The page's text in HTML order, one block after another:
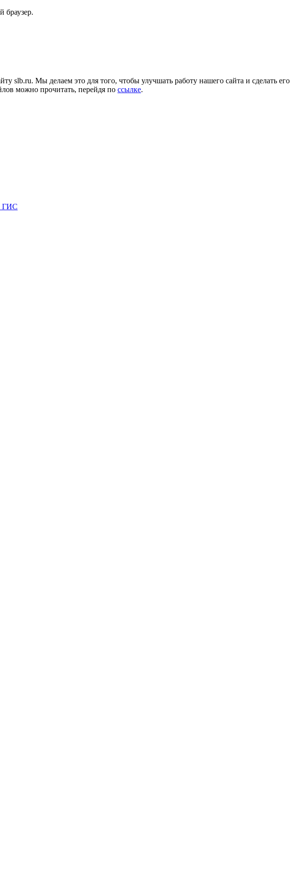
браузер.
slb.ru. Мы делаем это для того, чтобы улучшать работу нашего сайта и сделать его
можно прочитать, перейдя по ссылке.
ГИС